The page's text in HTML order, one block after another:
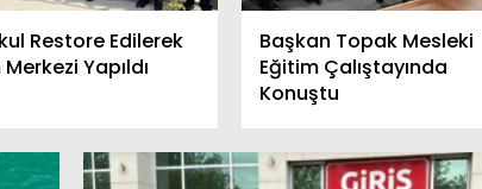
Restore Edilerek
Yapıldı
Başkan Topak Mesleki
Eğitim Çalıştayında
Konuştu
Muratlı’da
Çevre Haftasında Sualtı
Temizlik Çalışması Yapıldı